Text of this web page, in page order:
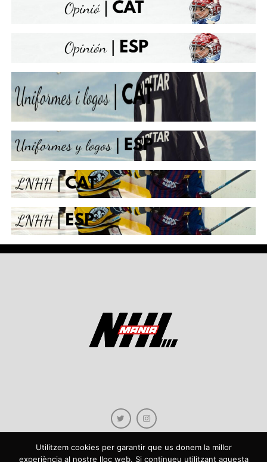
Utilitzem cookies per garantir que us donem la millor
experiència al nostre lloc web. Si continueu utilitzant aquesta